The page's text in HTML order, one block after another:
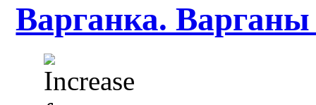
Варганка. Варганы